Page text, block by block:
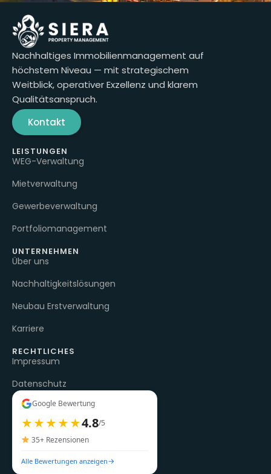
Nachhaltiges Immobilienmanagement auf
höchstem Niveau — mit strategischem
Weitblick, operativer Exzellenz und klarem
Qualitätsanspruch.
Kontakt
LEISTUNGEN
WEG-Verwaltung
Mietverwaltung
Gewerbeverwaltung
Portfoliomanagement
UNTERNEHMEN
Über uns
Nachhaltigkeitslösungen
Neubau Erstverwaltung
Karriere
RECHTLICHES
Impressum
Datenschutz
Google Bewertung
★★★★★4.8/5
35+ Rezensionen
Alle Bewertungen anzeigen→